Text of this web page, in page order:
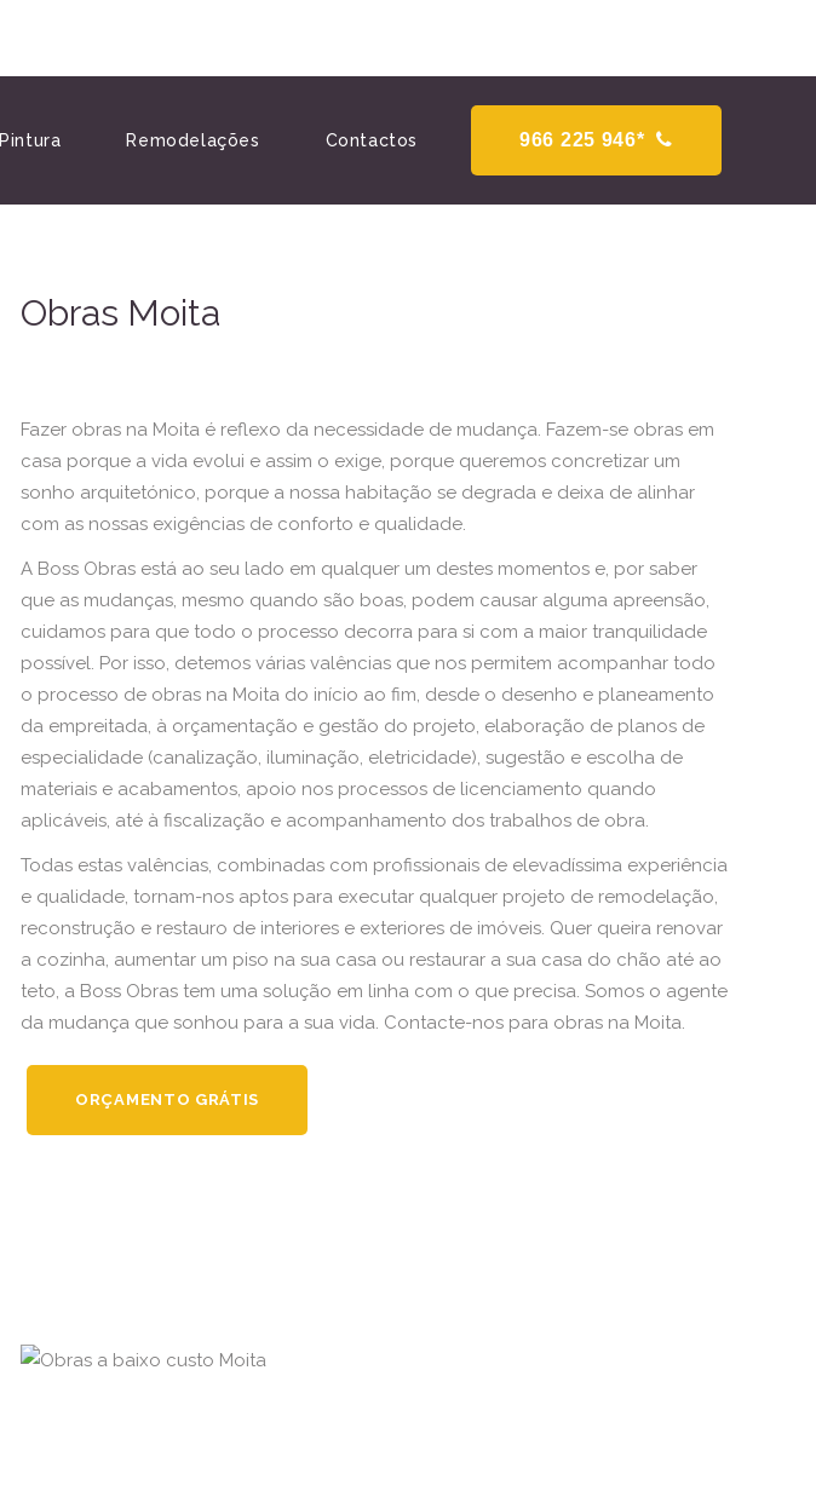
966 225 946*
Pintura Remodelações Contactos
Obras Moita
Fazer obras na Moita é reflexo da necessidade de mudança. Fazem-se obras em
casa porque a vida evolui e assim o exige, porque queremos concretizar um
sonho arquitetónico, porque a nossa habitação se degrada e deixa de alinhar
com as nossas exigências de conforto e qualidade.
A Boss Obras está ao seu lado em qualquer um destes momentos e, por saber
que as mudanças, mesmo quando são boas, podem causar alguma apreensão,
cuidamos para que todo o processo decorra para si com a maior tranquilidade
possível. Por isso, detemos várias valências que nos permitem acompanhar todo
o processo de obras na Moita do início ao fim, desde o desenho e planeamento
da empreitada, à orçamentação e gestão do projeto, elaboração de planos de
especialidade (canalização, iluminação, eletricidade), sugestão e escolha de
materiais e acabamentos, apoio nos processos de licenciamento quando
aplicáveis, até à fiscalização e acompanhamento dos trabalhos de obra.
Todas estas valências, combinadas com profissionais de elevadíssima experiência
e qualidade, tornam-nos aptos para executar qualquer projeto de remodelação,
reconstrução e restauro de interiores e exteriores de imóveis. Quer queira renovar
a cozinha, aumentar um piso na sua casa ou restaurar a sua casa do chão até ao
teto, a Boss Obras tem uma solução em linha com o que precisa. Somos o agente
da mudança que sonhou para a sua vida. Contacte-nos para obras na Moita.
ORÇAMENTO GRÁTIS